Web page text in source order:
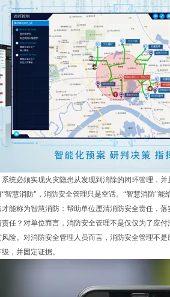
统必须实现火灾隐患从发现到消除的闭环管理，
智慧消防"，消防安全管理只是空话。“智慧消防"
能称为智慧消防：帮助单位厘清消防安全责任，
任？对单位而言，消防安全管理不是仅仅为了应
险。对消防安全管理人员而言，消防安全管理不
，并固定证据。